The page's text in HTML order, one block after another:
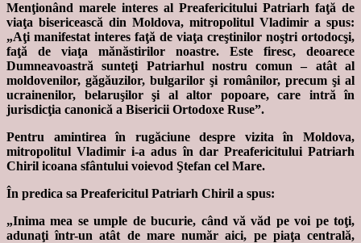
Menţionând marele interes al Preafericitului Patriarh faţă de
viaţa bisericească din Moldova, mitropolitul Vladimir a spus:
„Aţi manifestat interes faţă de viaţa creştinilor noştri ortodocşi,
faţă de viaţa mănăstirilor noastre. Este firesc, deoarece
Dumneavoastră sunteţi Patriarhul nostru comun – atât al
moldovenilor, găgăuzilor, bulgarilor şi românilor, precum şi al
ucrainenilor, belaruşilor şi al altor popoare, care intră în
jurisdicţia canonică a Bisericii Ortodoxe Ruse”.
Pentru amintirea în rugăciune despre vizita în Moldova,
mitropolitul Vladimir i-a adus în dar Preafericitului Patriarh
Chiril icoana sfântului voievod Ştefan cel Mare.
În predica sa Preafericitul Patriarh Chiril a spus:
„Inima mea se umple de bucurie, când vă văd pe voi pe toţi,
adunaţi într-un atât de mare număr aici, pe piaţa centrală,